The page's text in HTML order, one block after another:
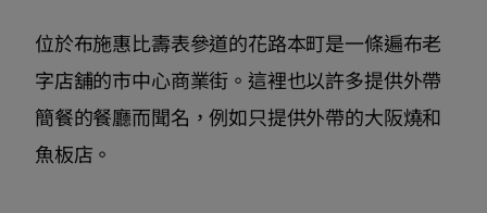
位於布施惠比壽表參道的花路本町是一條遍布老
字店舖的市中心商業街。這裡也以許多提供外帶
簡餐的餐廳而聞名，例如只提供外帶的大阪燒和
魚板店。